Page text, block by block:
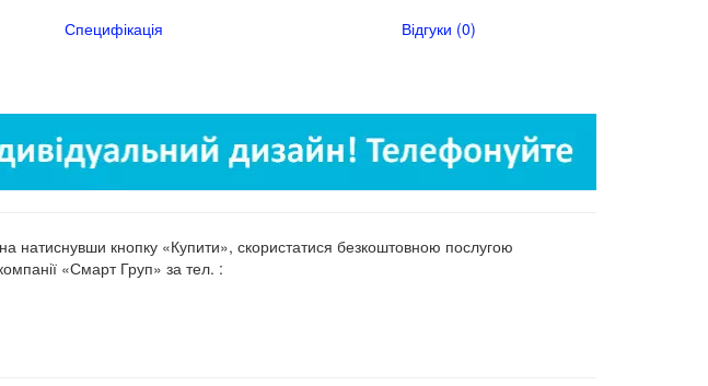
Специфікація Відгуки (0)
натиснувши кнопку «Купити», скористатися безкоштовною послугою
«Смарт Груп» за тел. :